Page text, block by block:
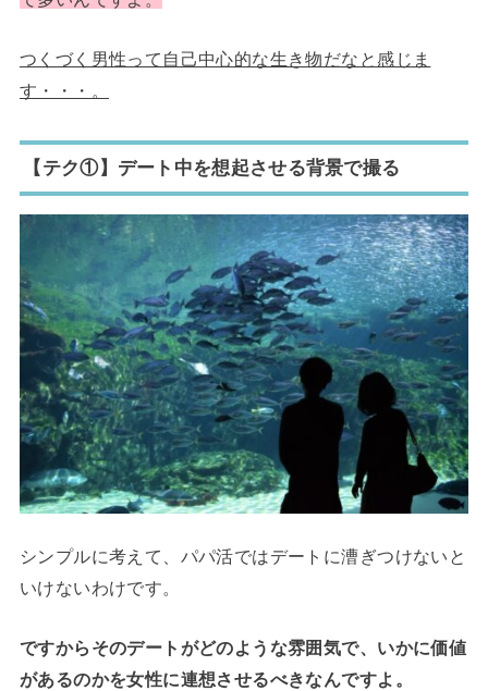
つくづく男性って自己中心的な生き物だなと感じま
す・・・。
【テク①】デート中を想起させる背景で撮る
シンプルに考えて、パパ活ではデートに漕ぎつけないと
いけないわけです。
ですからそのデートがどのような雰囲気で、いかに価値
があるのかを女性に連想させるべきなんですよ。